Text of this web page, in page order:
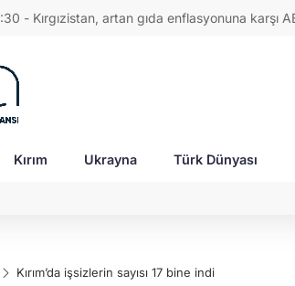
- Kırgızistan, artan gıda enflasyonuna karşı
18,2420
16,2420
27,9743
Kırım Ukrayna Türk Dünyası
Kırım’da işsizlerin sayısı 17 bine indi